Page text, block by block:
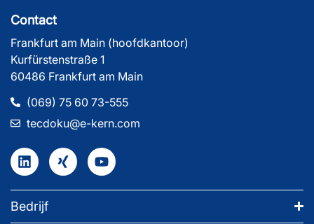
Contact
Frankfurt am Main (hoofdkantoor)
Kurfürstenstraße 1
60486 Frankfurt am Main
(069) 75 60 73-555
tecdoku@e-kern.com
Bedrijf